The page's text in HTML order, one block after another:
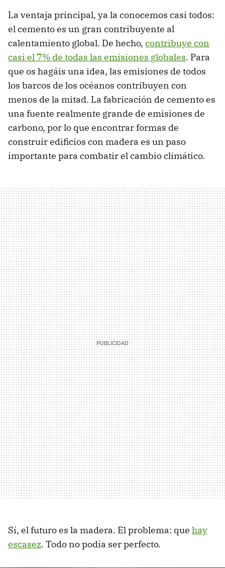
La ventaja principal, ya la conocemos casi todos:
el cemento es un gran contribuyente al
calentamiento global. De hecho, contribuye con
casi el 7% de todas las emisiones globales. Para
que os hagáis una idea, las emisiones de todos
los barcos de los océanos contribuyen con
menos de la mitad. La fabricación de cemento es
una fuente realmente grande de emisiones de
carbono, por lo que encontrar formas de
construir edificios con madera es un paso
importante para combatir el cambio climático.
Sí, el futuro es la madera. El problema: que hay
escasez. Todo no podía ser perfecto.